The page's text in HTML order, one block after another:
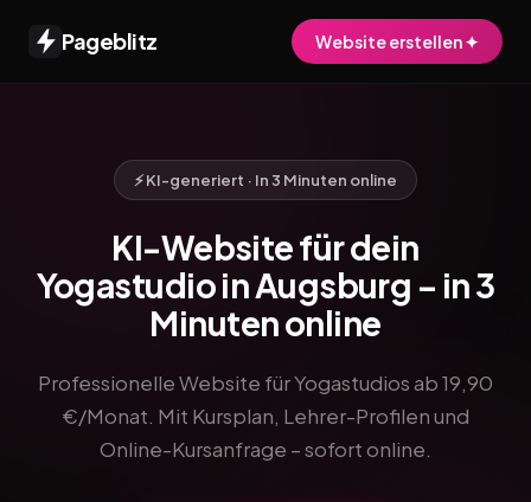
Pageblitz Website erstellen ✦
⚡ KI-generiert · In 3 Minuten online
KI-Website für dein
Yogastudio in Augsburg – in 3
Minuten online
Professionelle Website für Yogastudios ab 19,90
€/Monat. Mit Kursplan, Lehrer-Profilen und
Online-Kursanfrage – sofort online.